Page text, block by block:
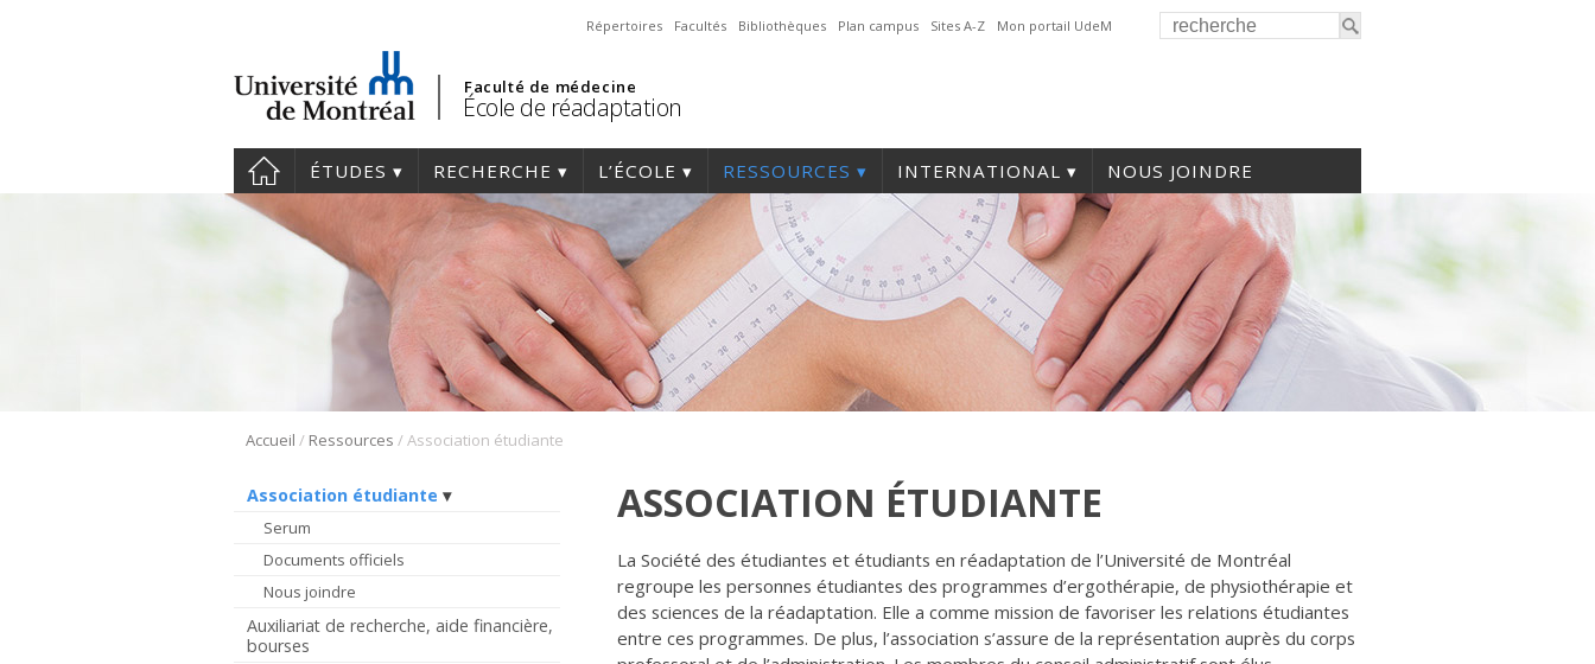
Répertoires Facultés Bibliothèques Plan campus Sites A-Z Mon portail UdeM
Faculté de médecine
École de réadaptation
ÉTUDES RECHERCHE L’ÉCOLE RESSOURCES INTERNATIONAL NOUS JOINDRE
Accueil / Ressources /Association étudiante
Association étudiante
Serum
Documents officiels
Nous joindre
Auxiliariat de recherche, aide financière,
bourses
ASSOCIATION ÉTUDIANTE
La Société des étudiantes et étudiants en réadaptation de l’Université de Montréal
regroupe les personnes étudiantes des programmes d’ergothérapie, de physiothérapie et
des sciences de la réadaptation. Elle a comme mission de favoriser les relations étudiantes
entre ces programmes. De plus, l’association s’assure de la représentation auprès du corps